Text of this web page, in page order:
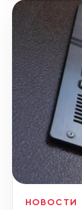
НОВОСТИ